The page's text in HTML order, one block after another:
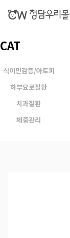
CAT
식이민감증/아토피
하부요로질환
치과질환
체중관리